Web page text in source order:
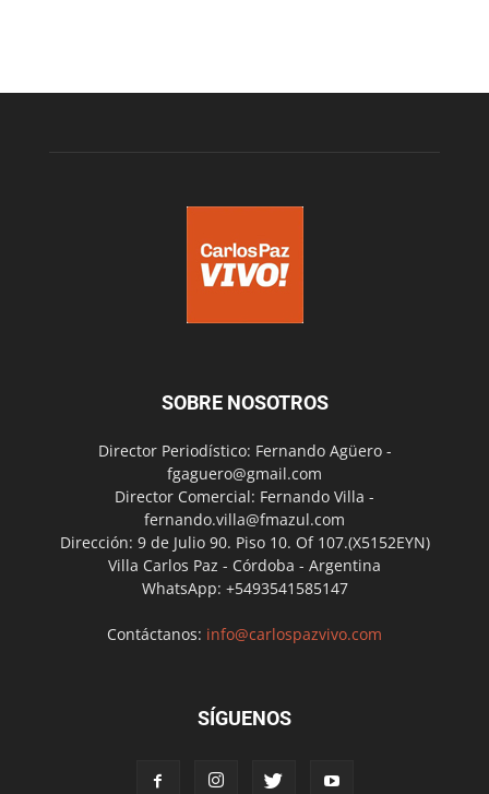
SOBRE NOSOTROS
Director Periodístico: Fernando Agüero -
fgaguero@gmail.com
Director Comercial: Fernando Villa -
fernando.villa@fmazul.com
Dirección: 9 de Julio 90. Piso 10. Of 107.(X5152EYN)
Villa Carlos Paz - Córdoba - Argentina
WhatsApp: +5493541585147
Contáctanos: info@carlospazvivo.com
SÍGUENOS